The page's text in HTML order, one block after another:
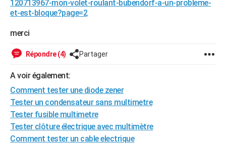
120713967-mon-volet-roulant-bubendorf-a-un-probleme-
et-est-bloque?page=2
merci
Répondre (4) Partager
A voir également:
Comment tester une diode zener
Tester un condensateur sans multimetre
Tester fusible multimetre
Tester clôture électrique avec multimètre
Comment tester un cable electrique